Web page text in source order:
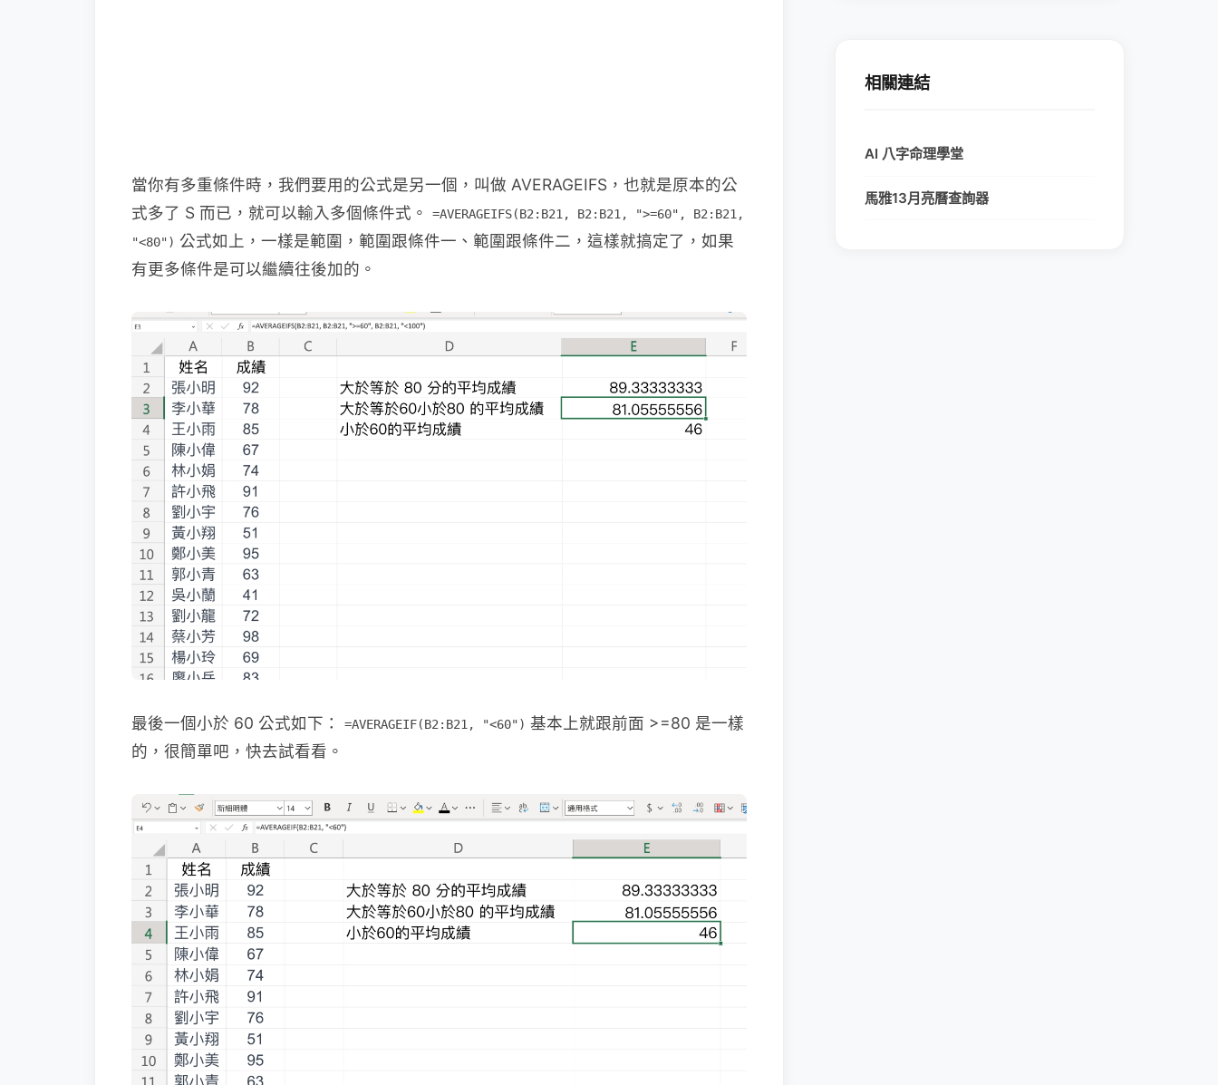
當你有多重條件時，我們要用的公式是另一個，叫做 AVERAGEIFS，也就是原本的公
式多了 S 而已，就可以輸入多個條件式。
=AVERAGEIFS(B2:B21, B2:B21, ">=60", B2:B21,
"<80") 公式如上，一樣是範圍，範圍跟條件一、範圍跟條件二，這樣就搞定了，如果
有更多條件是可以繼續往後加的。
最後一個小於 60 公式如下： =AVERAGEIF(B2:B21, "<60") 基本上就跟前面 >=80 是一樣
的，很簡單吧，快去試看看。
相關連結
AI 八字命理學堂
馬雅13月亮曆查詢器